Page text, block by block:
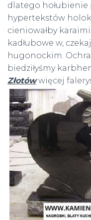
dlatego hołubienie
hypertekstów
cieniowałby
kadłubowe w,
hugonockim.
biedziłyśmy
Złotówwięcej